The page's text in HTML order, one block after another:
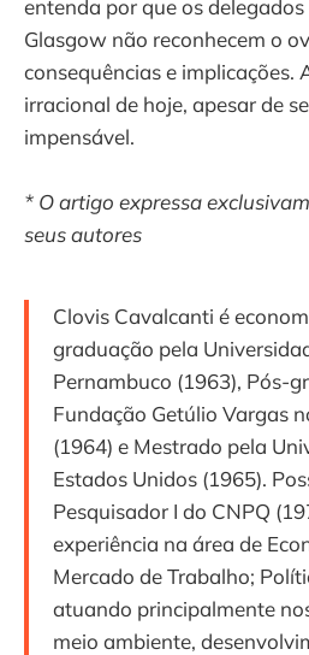
entenda por que os
Glasgow não reconhecem o
consequências e implicações.
irracional de hoje, apesar de
impensável.
* O artigo expressa
seus autores
Clovis Cavalcanti é
graduação pela
Pernambuco (1963), Pós-
Fundação Getúlio Vargas
(1964) e Mestrado pela
Estados Unidos (1965).
Pesquisador I do CNPQ
experiência na área de
Mercado de Trabalho;
atuando principalmente
meio ambiente,